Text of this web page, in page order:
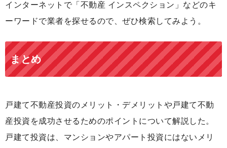
インターネットで「不動産 インスペクション」などのキ
ーワードで業者を探せるので、ぜひ検索してみよう。
まとめ
戸建て不動産投資のメリット・デメリットや戸建て不動
産投資を成功させるためのポイントについて解説した。
戸建て投資は、マンションやアパート投資にはないメリ